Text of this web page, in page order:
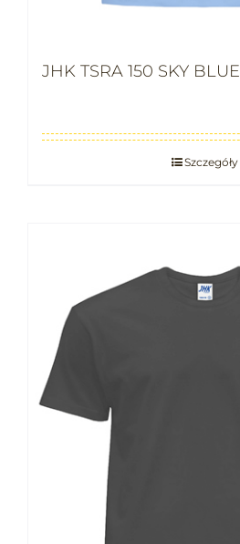
JHK TSRA 150 SKY BLUE
Szczegóły